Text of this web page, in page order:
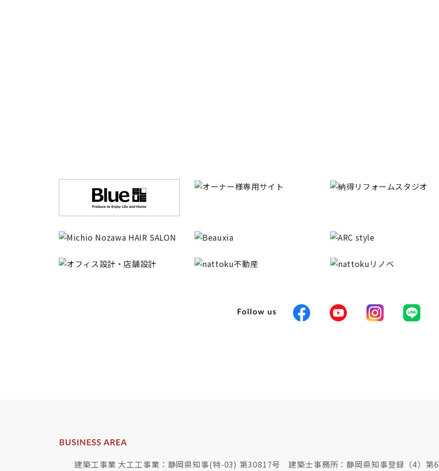
建築工事業 大工工事業：静岡県知事(特-03) 第30817号 建築士事務所：静岡県知事登録（4）第